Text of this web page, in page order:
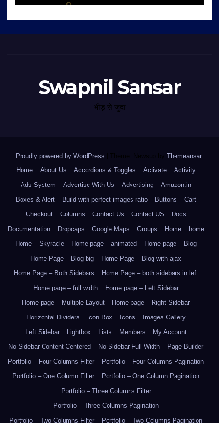
Swapnil Sansar
भीड़ से जुदा
Proudly powered by WordPress Theme: Newsup by Themeansar.
Home
About Us Accordions & Toggles Activate
Activity
Ads System
Advertise With Us Advertising
Amazon.in
Boxes & Alert
Build with perfect images ratio Buttons
Cart
Checkout
Columns Contact Us Contact US
Docs
Documentation
Dropcaps Google Maps Groups Home
home
Home – Skyracle
Home page – animated
Home page – Blog
Home Page – Blog big
Home Page – Blog with ajax
Home Page – Both Sidebars
Home Page – both sidebars in left
Home page – full width
Home page – Left Sidebar
Home page – Multiple Layout
Home page – Right Sidebar
Horizontal Dividers
Icon Box Icons
Images Gallery
Left Sidebar
Lightbox Lists Members
My Account
No Sidebar Content Centered
No Sidebar Full Width
Page Builder
Portfolio – Four Columns Filter
Portfolio – Four Columns Pagination
Portfolio – One Column Filter
Portfolio – One Column Pagination
Portfolio – Three Columns Filter
Portfolio – Three Columns Pagination
Portfolio – Two Columns Filter
Portfolio – Two Columns Pagination